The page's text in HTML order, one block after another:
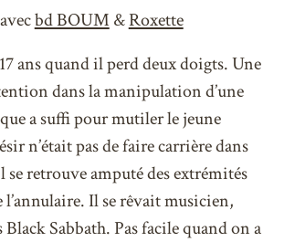
bd BOUM &Roxette
ans quand il perd deux doigts. Une
dans la manipulation d’une
a suffi pour mutiler le jeune
n’était pas de faire carrière dans
se retrouve amputé des extrémités
l’annulaire. Il se rêvait musicien,
Sabbath. Pas facile quand on a